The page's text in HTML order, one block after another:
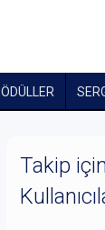
ÖDÜLLER
Takip